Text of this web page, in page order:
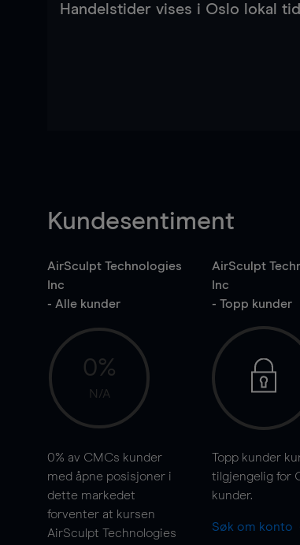
Handelstider vises i Oslo lokal tid
Kundesentiment
AirSculpt Technologies
Inc
- Alle kunder
0%
N/A
0% av CMCs kunder
med åpne posisjoner i
dette markedet
forventer at kursen
AirSculpt Technologies
AirSculpt
Inc
- Topp kunder
Topp kunder
tilgjengelig for
kunder.
Søk om konto